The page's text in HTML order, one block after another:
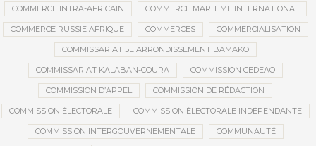
COMMERCE INTRA-AFRICAIN COMMERCE MARITIME INTERNATIONAL
COMMERCE RUSSIE AFRIQUE COMMERCES COMMERCIALISATION
COMMISSARIAT 5E ARRONDISSEMENT BAMAKO
COMMISSARIAT KALABAN-COURA COMMISSION CEDEAO
COMMISSION D’APPEL COMMISSION DE RÉDACTION
COMMISSION ÉLECTORALE COMMISSION ÉLECTORALE INDÉPENDANTE
COMMISSION INTERGOUVERNEMENTALE COMMUNAUTÉ